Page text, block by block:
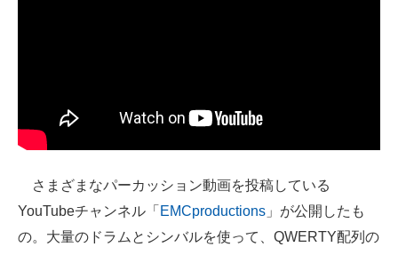
マーケ×ITの今がよく分かる
ITエンジニア向け専門サイト
企業向けIT製品の総合サイト
さまざまなパーカッション動画を投稿している
YouTubeチャンネル「 EMCproductions 」が公開したも
の。大量のドラムとシンバルを使って、QWERTY配列の